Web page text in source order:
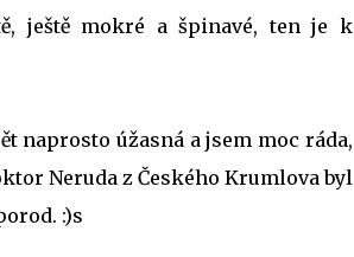
ještě mokré a špinavé, ten je k
naprosto úžasná a jsem moc ráda,
Neruda z Českého Krumlova byl
:)s